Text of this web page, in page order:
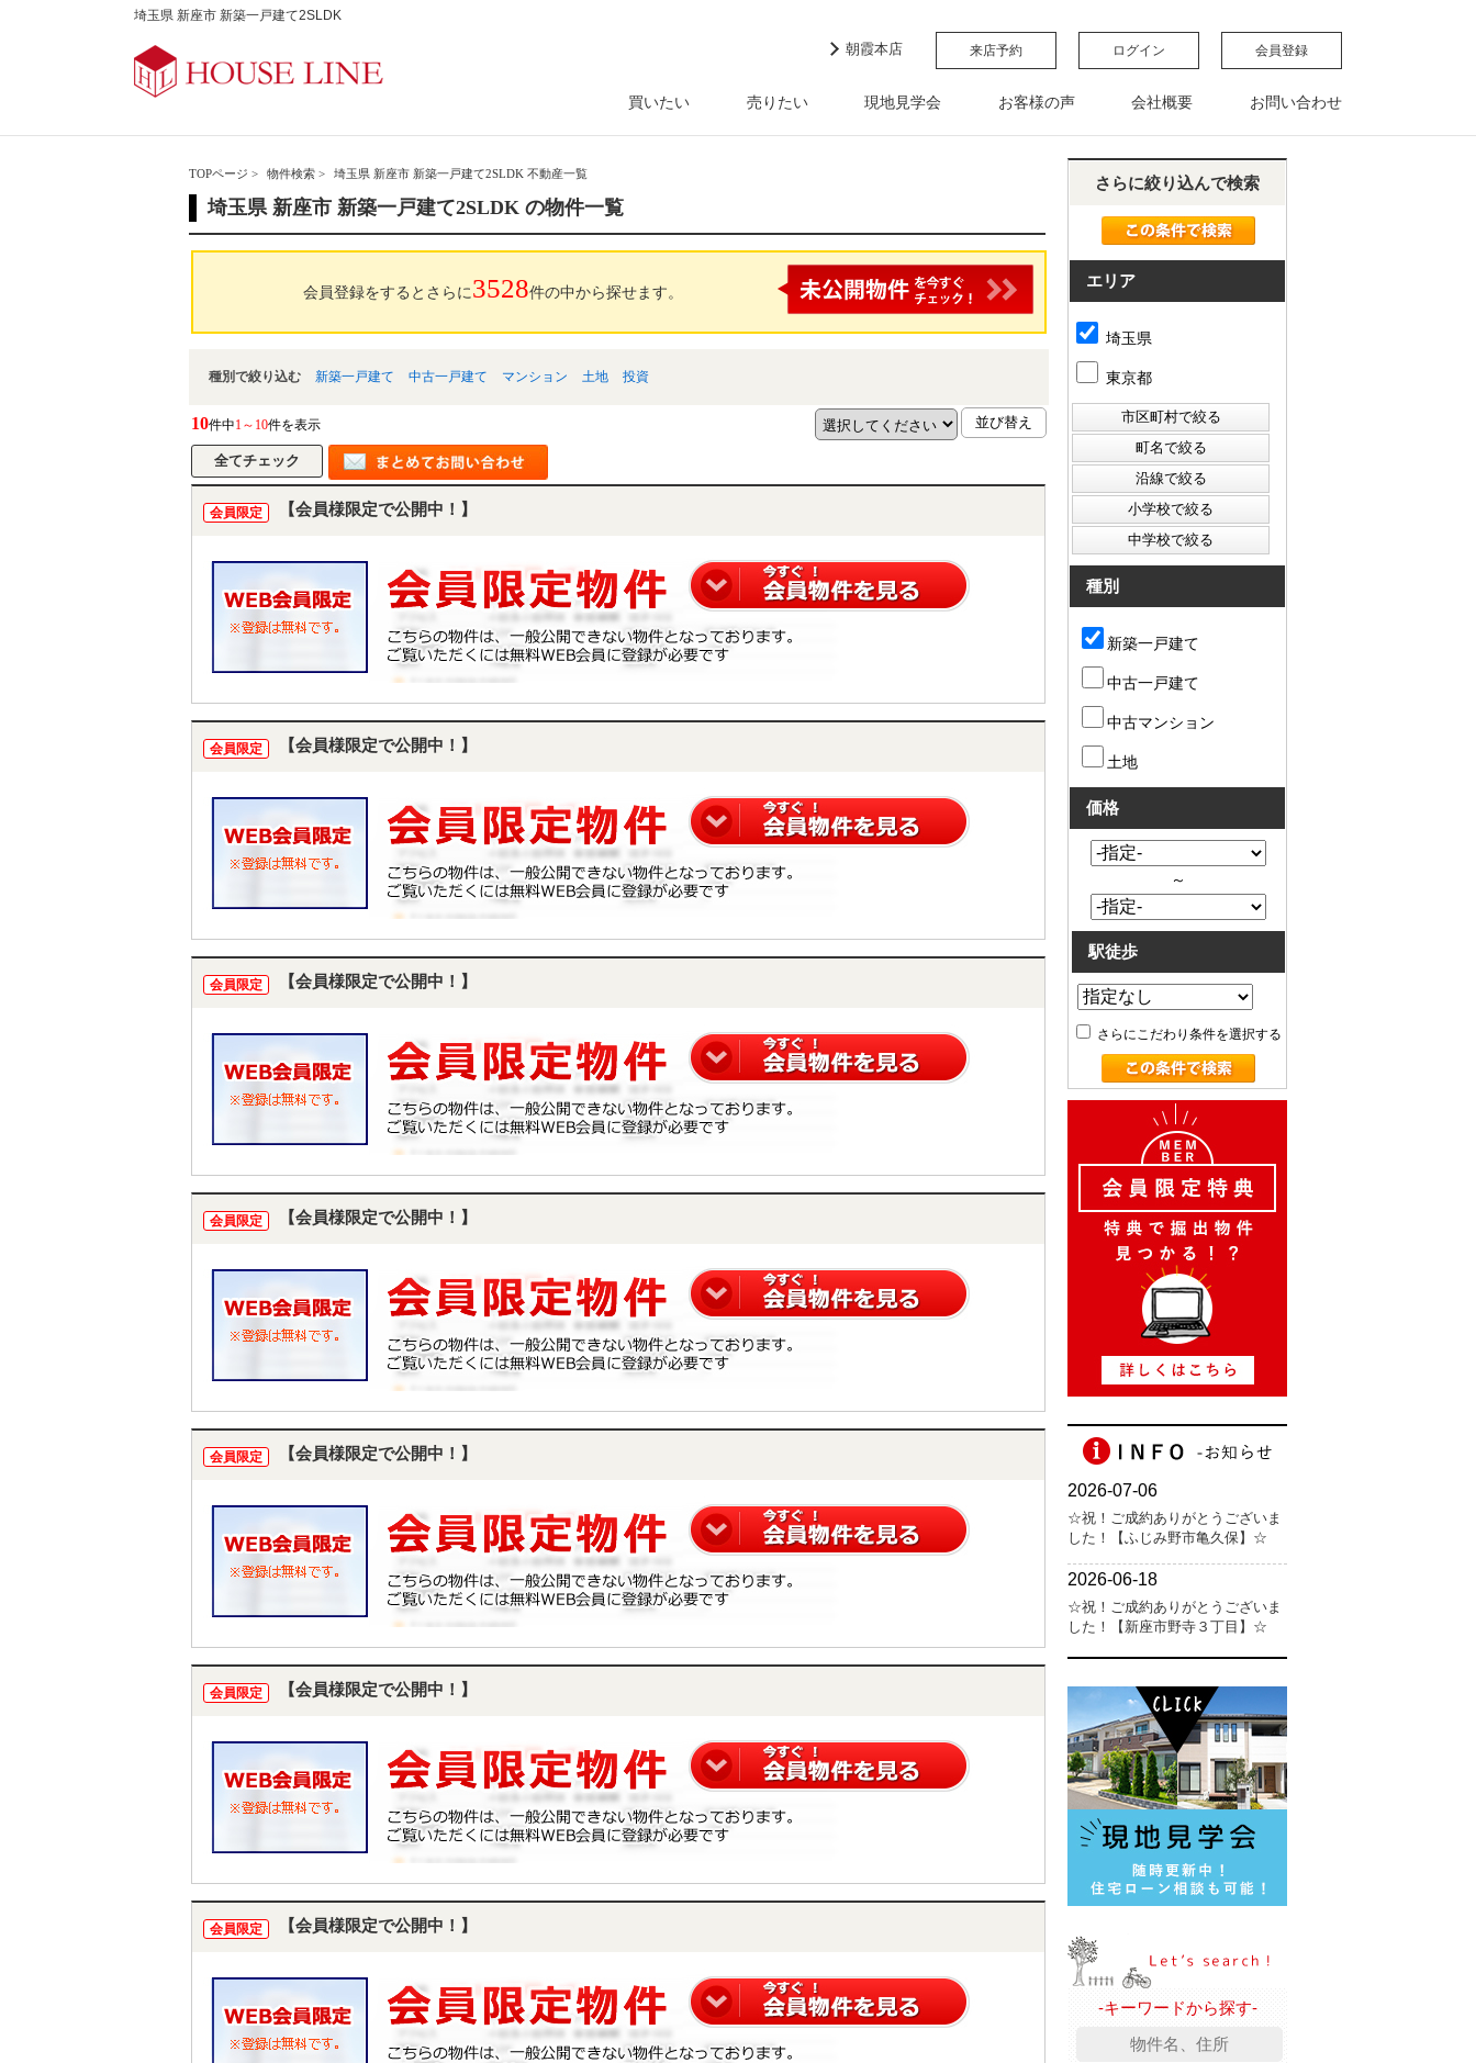
埼玉県 新座市 新築一戸建て2SLDK
朝霞本店 来店予約 ログイン 会員登録
買いたい 売りたい 現地見学会 お客様の声 会社概要 お問い合わせ
TOPページ > 物件検索 > 埼玉県 新座市 新築一戸建て2SLDK 不動産一覧
埼玉県 新座市 新築一戸建て2SLDK の物件一覧
会員登録をするとさらに3528件の中から探せます。
種別で絞り込む 新築一戸建て 中古一戸建て マンション 土地 投資
10件中1～10件を表示
会員限定 【会員様限定で公開中！】
会員限定 【会員様限定で公開中！】
会員限定 【会員様限定で公開中！】
会員限定 【会員様限定で公開中！】
会員限定 【会員様限定で公開中！】
会員限定 【会員様限定で公開中！】
会員限定 【会員様限定で公開中！】
さらに絞り込んで検索
エリア
埼玉県
東京都
種別
新築一戸建て
中古一戸建て
中古マンション
土地
価格
～
駅徒歩
さらにこだわり条件を選択する
-キーワードから探す-